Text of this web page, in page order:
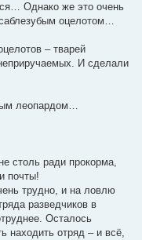
Однако же это очень
оцелотом…
– тварей
И сделали
леопардом…
столь ради прокорма,
почты!
трудно, и на ловлю
разведчиков в
Осталось
находить отряд – и всё,